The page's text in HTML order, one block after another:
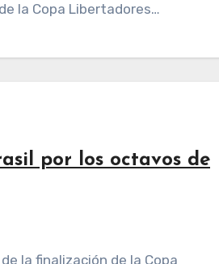
la Copa Libertadores…
por los octavos de